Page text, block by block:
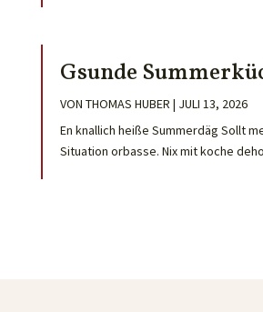
Gsunde
VON THOMAS HUBER | JULI 13, 2026
En knallich heiße Summerdäg Sollt
Situation orbasse. Nix mit koche